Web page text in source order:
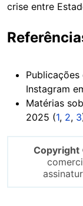
crise entre
Instagram
Matérias
2025 (1, 2, 3
Copyright